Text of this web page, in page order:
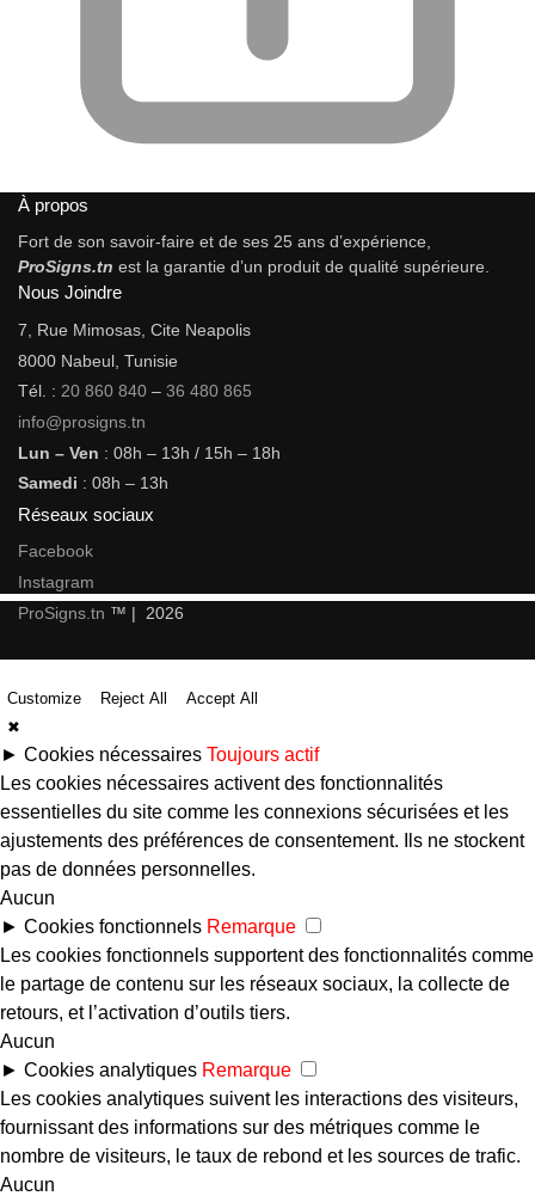
À propos
Fort de son savoir-faire et de ses 25 ans d’expérience,
ProSigns.tn est la garantie d’un produit de qualité supérieure.
Nous Joindre
7, Rue Mimosas, Cite Neapolis
8000 Nabeul, Tunisie
Tél. : 20 860 840 – 36 480 865
info@prosigns.tn
Lun – Ven : 08h – 13h / 15h – 18h
Samedi : 08h – 13h
Réseaux sociaux
Facebook
Instagram
ProSigns.tn ™ | 2026
Customize Reject All
Accept All
✖
► Cookies nécessaires Toujours actif
Les cookies nécessaires activent des fonctionnalités
essentielles du site comme les connexions sécurisées et les
ajustements des préférences de consentement. Ils ne stockent
pas de données personnelles.
Aucun
► Cookies fonctionnels Remarque
Les cookies fonctionnels supportent des fonctionnalités comme
le partage de contenu sur les réseaux sociaux, la collecte de
retours, et l’activation d’outils tiers.
Aucun
► Cookies analytiques Remarque
Les cookies analytiques suivent les interactions des visiteurs,
fournissant des informations sur des métriques comme le
nombre de visiteurs, le taux de rebond et les sources de trafic.
Aucun